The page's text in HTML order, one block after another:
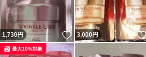
1,730円 いいね！
3,000円
最大10%対象